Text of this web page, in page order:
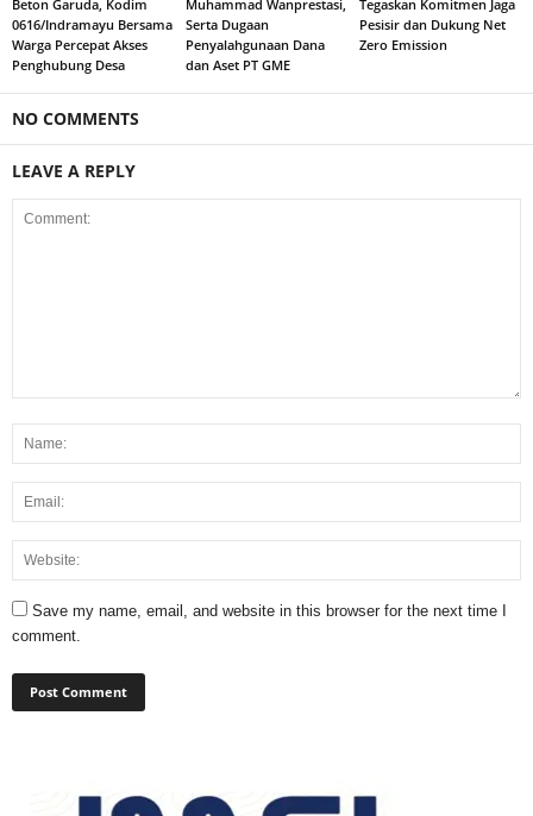
Beton Garuda, Kodim
0616/Indramayu Bersama
Warga Percepat Akses
Penghubung Desa
Muhammad Wanprestasi,
Serta Dugaan
Penyalahgunaan Dana
dan Aset PT GME
Tegaskan Komitmen Jaga
Pesisir dan Dukung Net
Zero Emission
NO COMMENTS
LEAVE A REPLY
Save my name, email, and website in this browser for the next time I
comment.